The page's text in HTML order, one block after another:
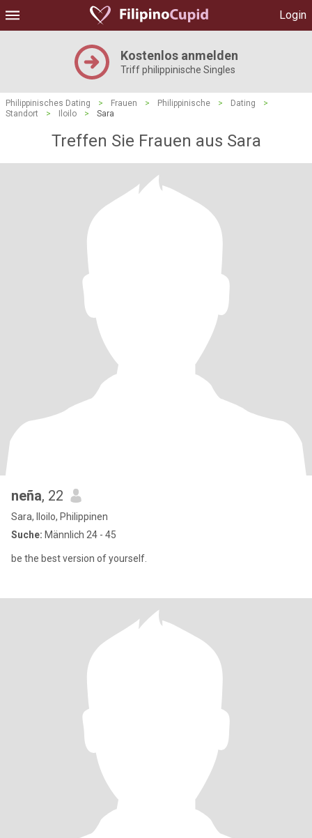
Login
Kostenlos anmelden
Triff philippinische Singles
Philippinisches Dating > Frauen > Philippinische > Dating
>
Standort
> Iloilo > Sara
Treffen Sie Frauen aus Sara
neña, 22
Sara, Iloilo, Philippinen
Suche: Männlich 24 - 45
be the best version of yourself.